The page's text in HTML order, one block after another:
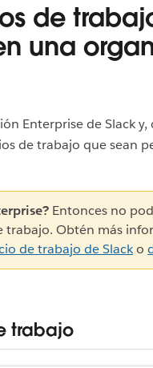
de
una
Enterprise de Slack
de trabajo que sean
Entonces no
trabajo. Obtén más
de trabajo de Slacko
trabajo